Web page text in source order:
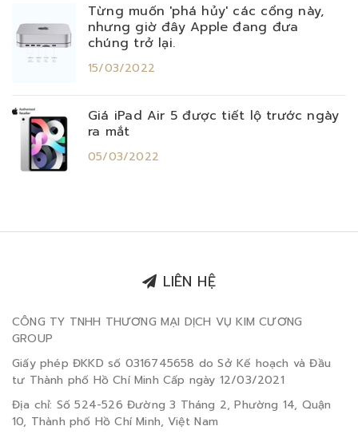
Từng muốn 'phá hủy' các cổng này,
nhưng giờ đây Apple đang đưa
chúng trở lại.
15/03/2022
Giá iPad Air 5 được tiết lộ trước ngày
ra mắt
05/03/2022
LIÊN HỆ
CÔNG TY TNHH THƯƠNG MẠI DỊCH VỤ KIM CƯƠNG
GROUP
Giấy phép ĐKKD số 0316745658 do Sở Kế hoạch và Đầu
tư Thành phố Hồ Chí Minh Cấp ngày 12/03/2021
Địa chỉ: Số 524-526 Đường 3 Tháng 2, Phường 14, Quận
10, Thành phố Hồ Chí Minh, Việt Nam